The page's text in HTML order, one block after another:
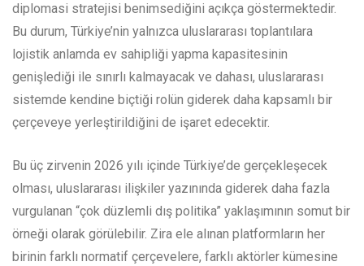
diplomasi stratejisi benimsediğini açıkça göstermektedir.
Bu durum, Türkiye’nin yalnızca uluslararası toplantılara
lojistik anlamda ev sahipliği yapma kapasitesinin
genişlediği ile sınırlı kalmayacak ve dahası, uluslararası
sistemde kendine biçtiği rolün giderek daha kapsamlı bir
çerçeveye yerleştirildiğini de işaret edecektir.
Bu üç zirvenin 2026 yılı içinde Türkiye’de gerçekleşecek
olması, uluslararası ilişkiler yazınında giderek daha fazla
vurgulanan “çok düzlemli dış politika” yaklaşımının somut bir
örneği olarak görülebilir. Zira ele alınan platformların her
birinin farklı normatif çerçevelere, farklı aktörler kümesine